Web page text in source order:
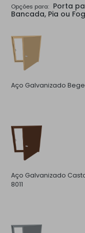
Opções para: Porta
Bancada, Pia ou
Aço Galvanizado Bege
Aço Galvanizado
8011